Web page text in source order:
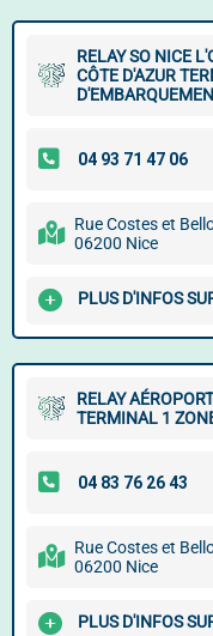
RELAY SO NICE
CÔTE D'AZUR
Rue Costes et
06200 Nice
PLUS D'INFOS
RELAY
TERMINAL 1
Rue Costes et
06200 Nice
PLUS D'INFOS